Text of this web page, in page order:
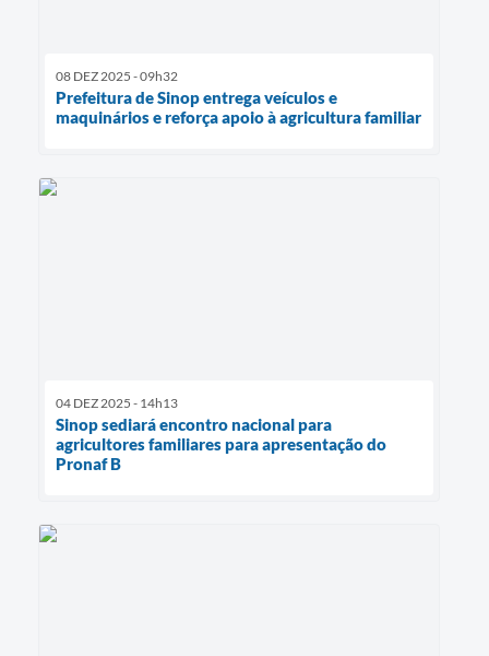
08 DEZ 2025 - 09h32
Prefeitura de Sinop entrega veículos e
maquinários e reforça apoio à agricultura familiar
04 DEZ 2025 - 14h13
Sinop sediará encontro nacional para
agricultores familiares para apresentação do
Pronaf B